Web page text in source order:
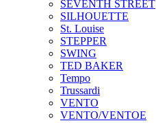
SEVENTH STREET
SILHOUETTE
St. Louise
STEPPER
SWING
TED BAKER
Tempo
Trussardi
VENTO
VENTO/VENTOE